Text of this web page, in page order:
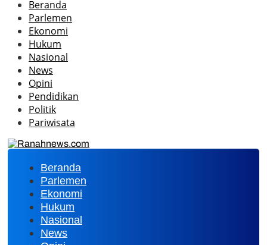
Beranda
Parlemen
Ekonomi
Hukum
Nasional
News
Opini
Pendidikan
Politik
Pariwisata
Beranda
Parlemen
Ekonomi
Hukum
Nasional
News